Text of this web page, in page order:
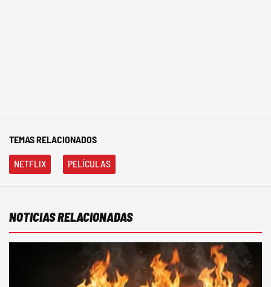
TEMAS RELACIONADOS
NETFLIX PELÍCULAS
NOTICIAS RELACIONADAS